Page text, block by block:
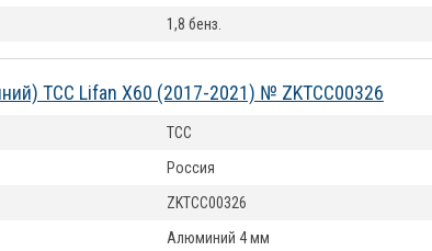
1,8 бенз.
ТСС Lifan X60 (2017-2021) № ZKTCC00326
ТСС
Россия
ZKTCC00326
Алюминий 4 мм